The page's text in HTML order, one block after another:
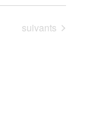
Évènements
suivants